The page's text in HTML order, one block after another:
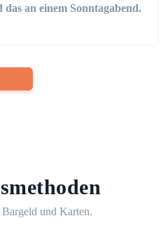
an einem Sonntagabend.
und Karten.